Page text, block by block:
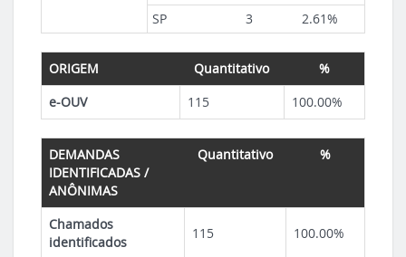
SP
3 2.61%
ORIGEM Quantitativo
%
e-OUV
115 100.00%
DEMANDAS
IDENTIFICADAS /
ANÔNIMAS
Quantitativo %
Chamados
identificados
115 100.00%